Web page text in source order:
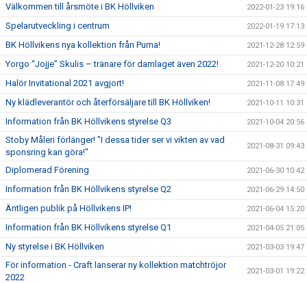
Välkommen till årsmöte i BK Höllviken 2022-01-23 19:16
Spelarutveckling i centrum 2022-01-19 17:13
BK Höllvikens nya kollektion från Puma! 2021-12-28 12:59
Yorgo “Jojje” Skulis – tränare för damlaget även 2022! 2021-12-20 10:21
Halör Invitational 2021 avgjort! 2021-11-08 17:49
Ny klädleverantör och återförsäljare till BK Höllviken! 2021-10-11 10:31
Information från BK Höllvikens styrelse Q3 2021-10-04 20:56
Stoby Måleri förlänger! "I dessa tider ser vi vikten av vad
sponsring kan göra!"
2021-08-31 09:43
Diplomerad Förening 2021-06-30 10:42
Information från BK Höllvikens styrelse Q2 2021-06-29 14:50
Äntligen publik på Höllvikens IP! 2021-06-04 15:20
Information från BK Höllvikens styrelse Q1 2021-04-05 21:05
Ny styrelse i BK Höllviken 2021-03-03 19:47
För information - Craft lanserar ny kollektion matchtröjor
2022
2021-03-01 19:22